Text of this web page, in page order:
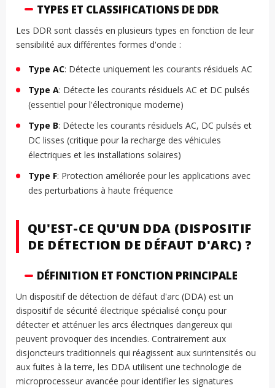
TYPES ET CLASSIFICATIONS DE DDR
Les DDR sont classés en plusieurs types en fonction de leur
sensibilité aux différentes formes d'onde :
Type AC: Détecte uniquement les courants résiduels AC
Type A: Détecte les courants résiduels AC et DC pulsés
(essentiel pour l'électronique moderne)
Type B: Détecte les courants résiduels AC, DC pulsés et
DC lisses (critique pour la recharge des véhicules
électriques et les installations solaires)
Type F: Protection améliorée pour les applications avec
des perturbations à haute fréquence
QU'EST-CE QU'UN DDA (DISPOSITIF
DE DÉTECTION DE DÉFAUT D'ARC) ?
DÉFINITION ET FONCTION PRINCIPALE
Un dispositif de détection de défaut d'arc (DDA) est un
dispositif de sécurité électrique spécialisé conçu pour
détecter et atténuer les arcs électriques dangereux qui
peuvent provoquer des incendies. Contrairement aux
disjoncteurs traditionnels qui réagissent aux surintensités ou
aux fuites à la terre, les DDA utilisent une technologie de
microprocesseur avancée pour identifier les signatures